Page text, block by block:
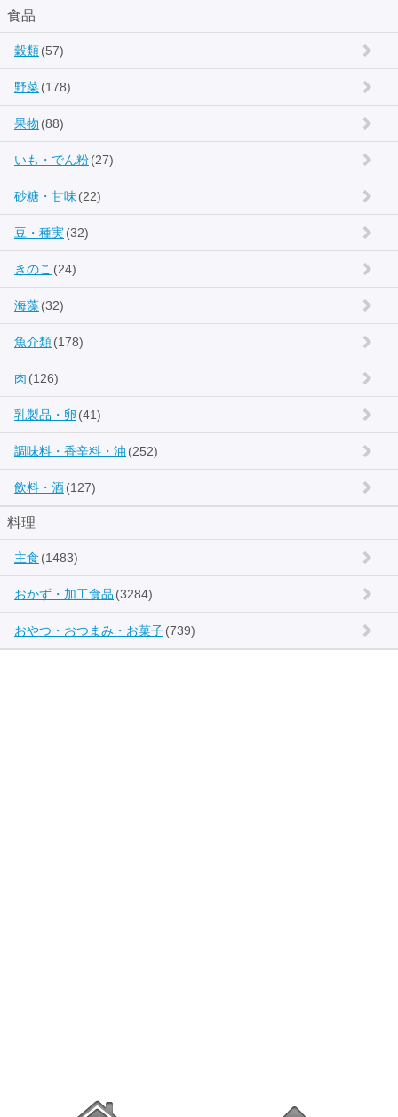
食品
穀類(57)
野菜(178)
果物 (88)
いも・でん粉(27)
砂糖・甘味(22)
豆・種実(32)
きのこ (24)
海藻(32)
魚介類(178)
肉 (126)
乳製品・卵 (41)
調味料・香辛料・油 (252)
飲料・酒(127)
料理
主食 (1483)
おかず・加工食品 (3284)
おやつ・おつまみ・お菓子(739)